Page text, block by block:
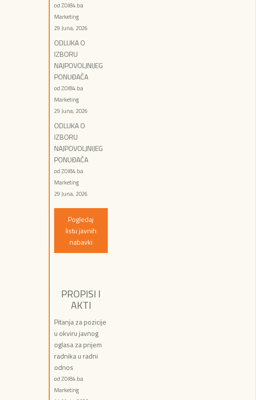
od ZOI84.ba
Marketing
29 Juna, 2026
ODLUKA O
IZBORU
NAJPOVOLJNIJEG
PONUĐAČA
od ZOI84.ba
Marketing
29 Juna, 2026
ODLUKA O
IZBORU
NAJPOVOLJNIJEG
PONUĐAČA
od ZOI84.ba
Marketing
29 Juna, 2026
Pogledaj
listu javnih
nabavki
PROPISI I
AKTI
Pitanja za pozicije
u okviru javnog
oglasa za prijem
radnika u radni
odnos
od ZOI84.ba
Marketing